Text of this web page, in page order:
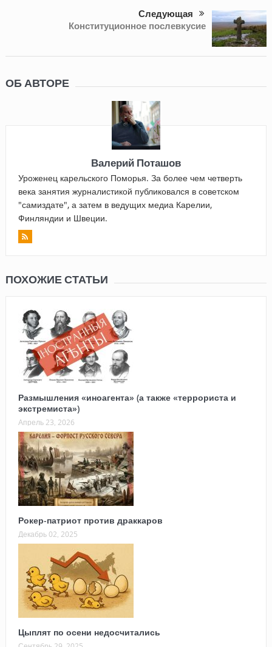
Следующая
Конституционное послевкусие
ОБ АВТОРЕ
Валерий Поташов
Уроженец карельского Поморья. За более чем четверть
века занятия журналистикой публиковался в советском
"самиздате", а затем в ведущих медиа Карелии,
Финляндии и Швеции.
ПОХОЖИЕ СТАТЬИ
Размышления «иноагента» (а также «террориста и
экстремиста»)
Апрель 23, 2026
Рокер-патриот против драккаров
Декабрь 02, 2025
Цыплят по осени недосчитались